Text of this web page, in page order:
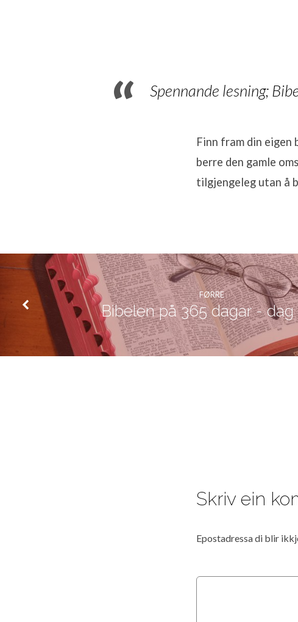
365
–
dag
Spennande lesning;
Finn fram din eigen
berre den gamle
tilgjengeleg utan å
FØRRE
Bibelen på 365 dagar - dag
Skriv ein
Epostadressa di blir